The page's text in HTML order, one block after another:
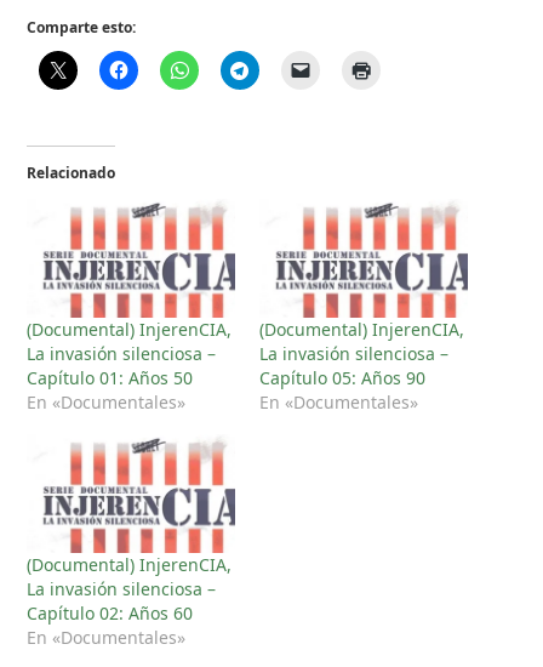
Comparte esto:
Relacionado
(Documental) InjerenCIA,
La invasión silenciosa –
Capítulo 01: Años 50
En «Documentales»
(Documental) InjerenCIA,
La invasión silenciosa –
Capítulo 05: Años 90
En «Documentales»
(Documental) InjerenCIA,
La invasión silenciosa –
Capítulo 02: Años 60
En «Documentales»